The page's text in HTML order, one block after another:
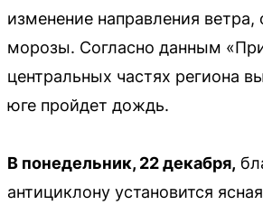
изменение направления ветра,
морозы. Согласно данным
центральных частях региона
юге пройдет дождь.
В понедельник, 22 декабря,
антициклону установится